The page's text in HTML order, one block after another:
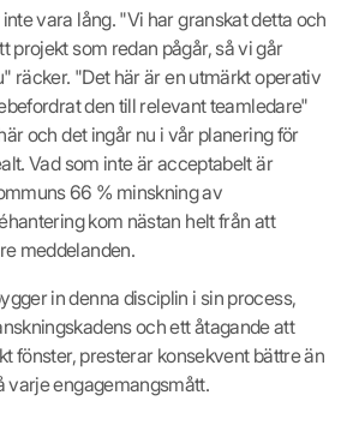
vara lång. "Vi har granskat detta och
projekt som redan pågår, så vi går
räcker. "Det här är en utmärkt operativ
den till relevant teamledare"
och det ingår nu i vår planering för
Vad som inte är acceptabelt är
66 % minskning av
kom nästan helt från att
meddelanden.
in denna disciplin i sin process,
och ett åtagande att
fönster, presterar konsekvent bättre än
varje engagemangsmått.